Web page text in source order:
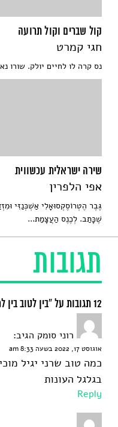
תגובות
12 תגובות על “בין לטוב בין למוטב”
רוני סומק הגיב:
אוגוסט 17, 2022 בשעה 8:33 am
כמה טוב שרני יגיל
בגלגל העונות
Reply
קול שברים וקול תרועה
חגי קמרט
נס קרה לו לחיים יולק. שורו
שירה ישראלית עכשווית
אפי הלפרין
גֶּבֶר הֶטְרוֹסֶקְסוּאָלִי אַשְׁכְּנַזִּי
שֶׁכָּתַב. לְכֶנֶס הַעֲצָמַת...